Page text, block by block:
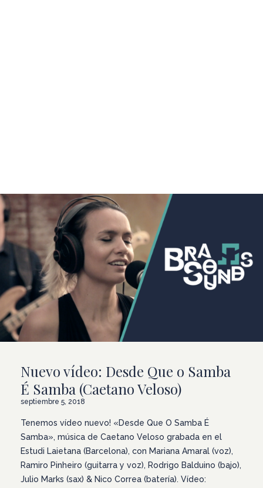
Nuevo vídeo: Desde Que o Samba
É Samba (Caetano Veloso)
septiembre 5, 2018
Tenemos vídeo nuevo! «Desde Que O Samba É
Samba», música de Caetano Veloso grabada en el
Estudi Laietana (Barcelona), con Mariana Amaral (voz),
Ramiro Pinheiro (guitarra y voz), Rodrigo Balduino (bajo),
Julio Marks (sax) & Nico Correa (batería). Vídeo: